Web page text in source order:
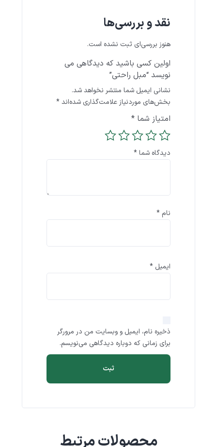
نقد و بررسی‌ها
هنوز بررسی‌ای ثبت نشده است.
اولین کسی باشید که دیدگاهی می
نویسد “مبل راحتی”
نشانی ایمیل شما منتشر نخواهد شد.
بخش‌های موردنیاز علامت‌گذاری شده‌اند*
امتیاز شما *
دیدگاه شما*
نام *
ایمیل *
ذخیره نام، ایمیل و وبسایت من در مرورگر
برای زمانی که دوباره دیدگاهی می‌نویسم.
محصولات مرتبط